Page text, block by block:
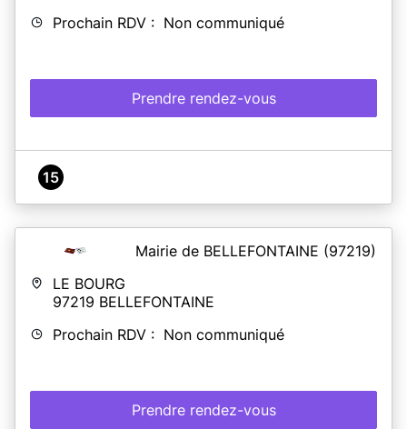
Prochain RDV : Non communiqué
Prendre rendez-vous
15
Mairie de BELLEFONTAINE (97219)
LE BOURG
97219 BELLEFONTAINE
Prochain RDV : Non communiqué
Prendre rendez-vous